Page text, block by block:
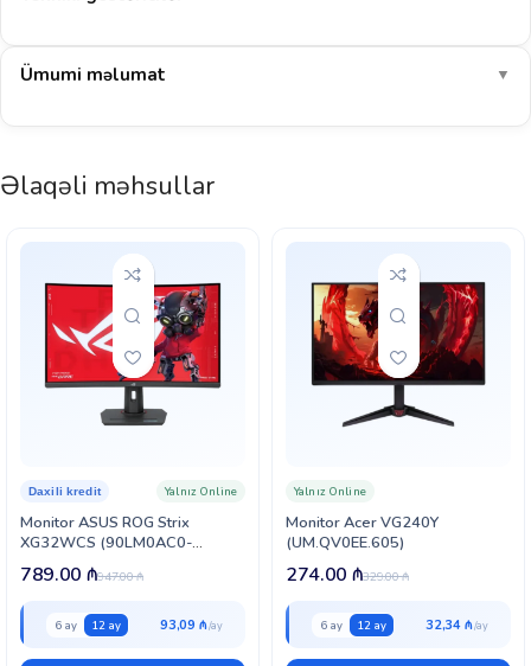
Ümumi məlumat ▼
Əlaqəli məhsullar
Monitor ASUS ROG Strix
XG32WCS (90LM0AC0-
B01970)
Daxili kredit Yalnız Online
947.00₼
789.00 ₼
6 ay 12 ay 93,09 ₼
Monitor Acer VG240Y
(UM.QV0EE.605)
Yalnız Online
329.00₼
274.00 ₼
6 ay 12 ay 32,34 ₼